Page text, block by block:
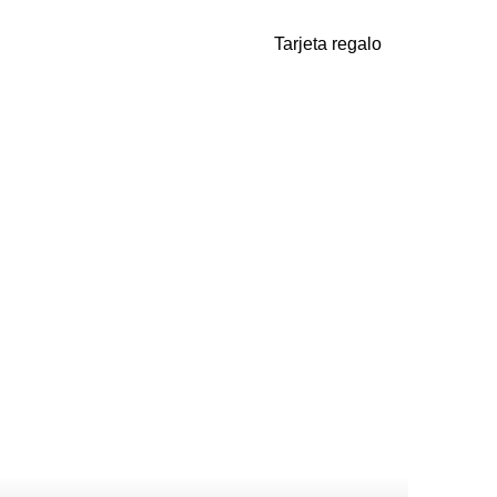
Tarjeta regalo